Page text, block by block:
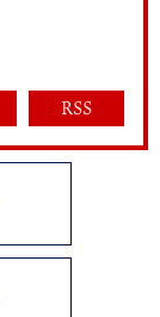
RSS